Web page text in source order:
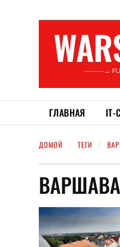
———→
ГЛАВНАЯ
ДОМОЙ ТЕГИ